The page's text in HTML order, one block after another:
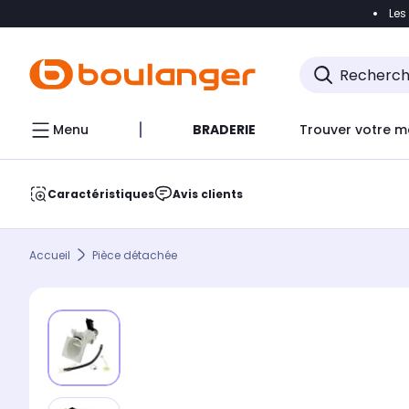
Accéder
Menu BRADERIE Trouver votre
Caractéristiques Avis clients
Accueil Pièce détachée